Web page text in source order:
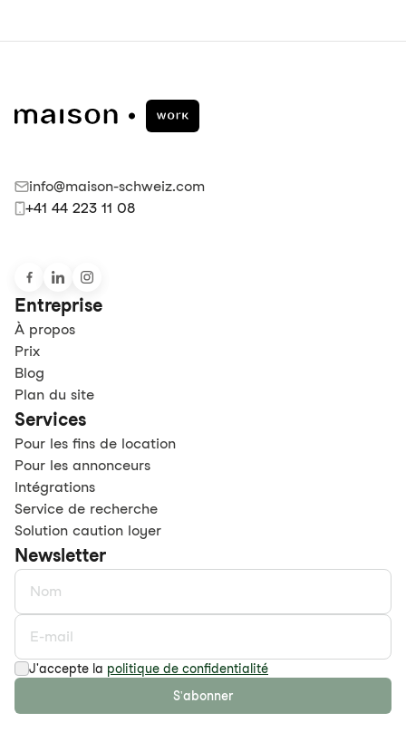
info@maison-schweiz.com
+41 44 223 11 08
Entreprise
À propos
Prix
Blog
Plan du site
Services
Pour les fins de location
Pour les annonceurs
Intégrations
Service de recherche
Solution caution loyer
Newsletter
J'accepte la politique de confidentialité
S'abonner